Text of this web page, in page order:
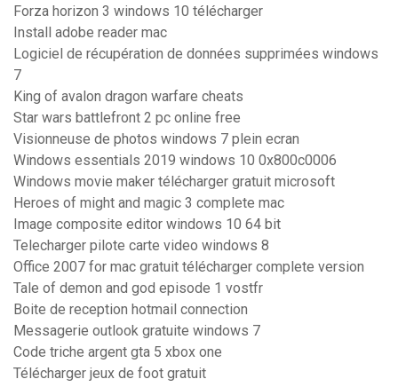
Forza horizon 3 windows 10 télécharger
Install adobe reader mac
Logiciel de récupération de données supprimées windows
7
King of avalon dragon warfare cheats
Star wars battlefront 2 pc online free
Visionneuse de photos windows 7 plein ecran
Windows essentials 2019 windows 10 0x800c0006
Windows movie maker télécharger gratuit microsoft
Heroes of might and magic 3 complete mac
Image composite editor windows 10 64 bit
Telecharger pilote carte video windows 8
Office 2007 for mac gratuit télécharger complete version
Tale of demon and god episode 1 vostfr
Boite de reception hotmail connection
Messagerie outlook gratuite windows 7
Code triche argent gta 5 xbox one
Télécharger jeux de foot gratuit